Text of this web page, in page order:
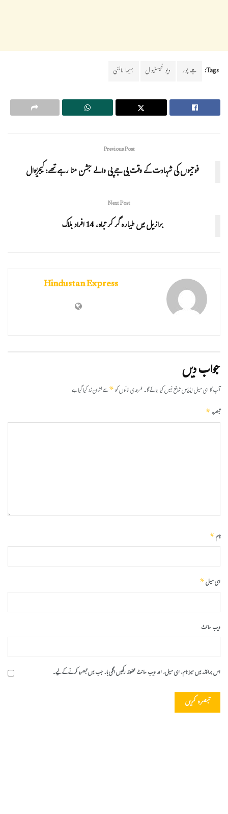
Tags: جے پور دیو فیسٹیول ہیما مالنی
Previous Post
فوجیوں کی شہادت کے وقت بی جے پی والے جشن منا رہے تھے: کیجریوال
Next Post
برازیل میں طیارہ گر کر تباہ، 14 افراد ہلاک
Hindustan Express
جواب دیں
آپ کا ای میل ایڈریس شائع نہیں کیا جائے گا۔ضروری خانوں کو*سے نشان زد کیا گیا ہے
تبصرہ*
نام*
ای میل*
ویب‌ سائٹ
اس براؤزر میں میرا نام، ای میل، اور ویب سائٹ محفوظ رکھیں اگلی بار جب میں تبصرہ کرنے کےلیے۔